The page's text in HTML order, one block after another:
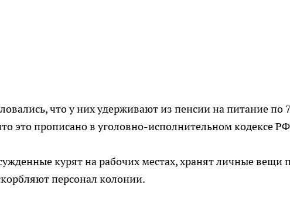
что у них удерживают из пенсии на питание по
это прописано в уголовно-исполнительном кодексе
курят на рабочих местах, хранят личные вещи
персонал колонии.